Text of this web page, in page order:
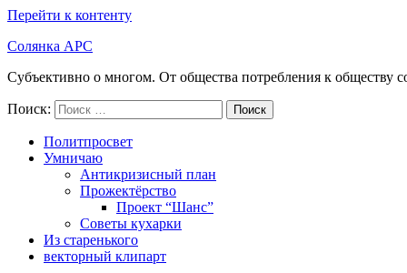
Перейти к контенту
Солянка АРС
Субъективно о многом. От общества потребления к обществу
Поиск: Поиск
Политпросвет
Умничаю
Антикризисный план
Прожектёрство
Проект “Шанс”
Советы кухарки
Из старенького
векторный клипарт